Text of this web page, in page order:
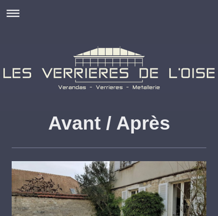
Avant / Après